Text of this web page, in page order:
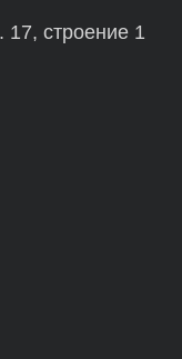
17, строение 1